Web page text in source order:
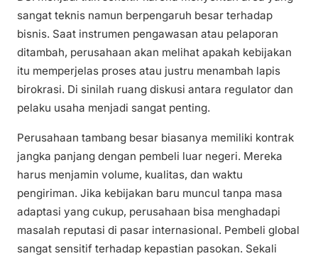
sangat teknis namun berpengaruh besar terhadap
bisnis. Saat instrumen pengawasan atau pelaporan
ditambah, perusahaan akan melihat apakah kebijakan
itu memperjelas proses atau justru menambah lapis
birokrasi. Di sinilah ruang diskusi antara regulator dan
pelaku usaha menjadi sangat penting.
Perusahaan tambang besar biasanya memiliki kontrak
jangka panjang dengan pembeli luar negeri. Mereka
harus menjamin volume, kualitas, dan waktu
pengiriman. Jika kebijakan baru muncul tanpa masa
adaptasi yang cukup, perusahaan bisa menghadapi
masalah reputasi di pasar internasional. Pembeli global
sangat sensitif terhadap kepastian pasokan. Sekali